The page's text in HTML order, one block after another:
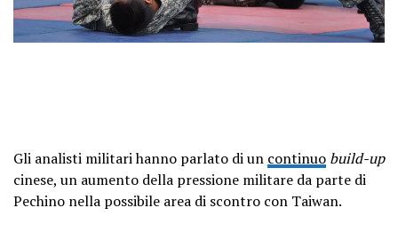
Gli analisti militari hanno parlato di un continuo build-up
cinese, un aumento della pressione militare da parte di
Pechino nella possibile area di scontro con Taiwan.